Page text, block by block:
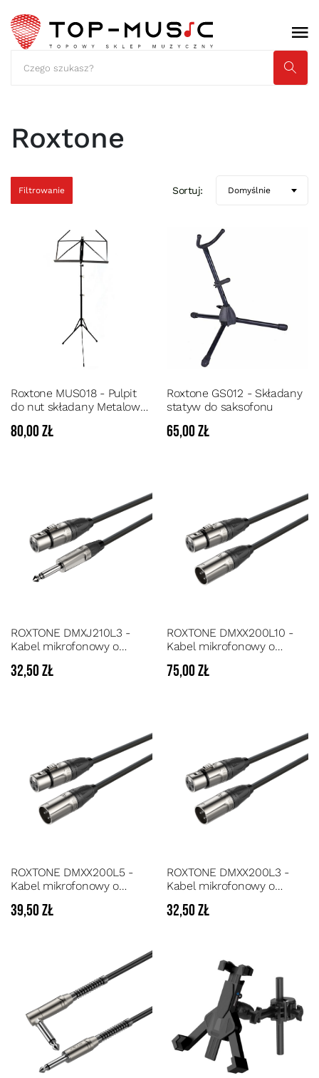
Roxtone
Filtrowanie Sortuj: Domyślnie
Roxtone MUS018 - Pulpit
do nut składany Metalowy
Czarny
80,00 zł
Roxtone GS012 - Składany
statyw do saksofonu
65,00 zł
ROXTONE DMXJ210L3 -
Kabel mikrofonowy o
długość 3 m
32,50 zł
ROXTONE DMXX200L10 -
Kabel mikrofonowy o
długość 10 m
75,00 zł
ROXTONE DMXX200L5 -
Kabel mikrofonowy o
długość 5 m
39,50 zł
ROXTONE DMXX200L3 -
Kabel mikrofonowy o
długość 3 m
32,50 zł